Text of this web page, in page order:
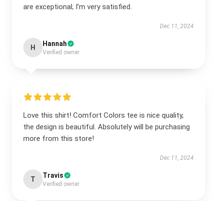
are exceptional; I’m very satisfied.
Dec 11, 2024
H Hannah
Verified owner
Love this shirt! Comfort Colors tee is nice quality,
the design is beautiful. Absolutely will be purchasing
more from this store!
Dec 11, 2024
T Travis
Verified owner